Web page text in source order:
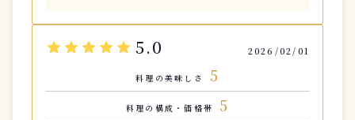
star star star star star 5.0 2026/02/01
料理の美味しさ 5
料理の構成・価格帯 5